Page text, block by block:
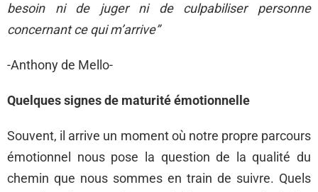
besoin ni de juger ni de culpabiliser personne
concernant ce qui m’arrive”
-Anthony de Mello-
Quelques signes de maturité émotionnelle
Souvent, il arrive un moment où notre propre parcours
émotionnel nous pose la question de la qualité du
chemin que nous sommes en train de suivre. Quels